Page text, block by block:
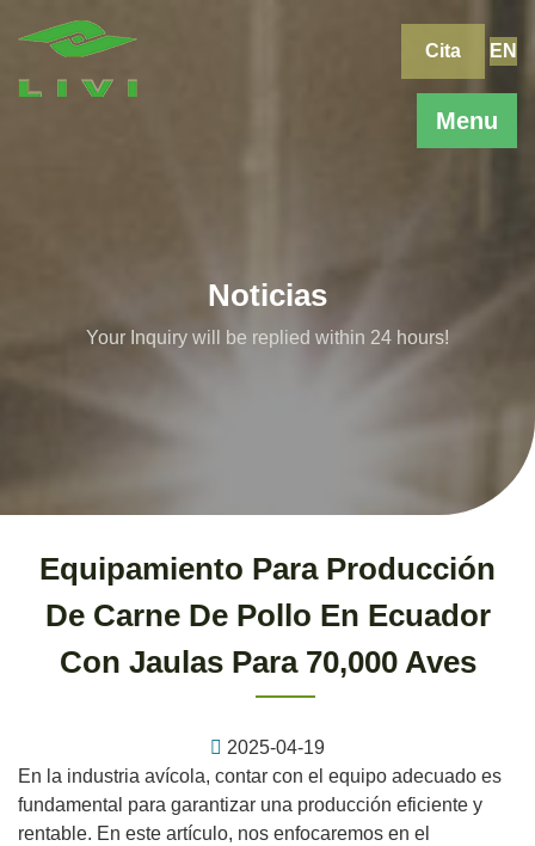
Menu
Cita EN
Noticias
Your Inquiry will be replied within 24 hours!
Equipamiento Para Producción
De Carne De Pollo En Ecuador
Con Jaulas Para 70,000 Aves
2025-04-19
En la industria avícola, contar con el equipo adecuado es
fundamental para garantizar una producción eficiente y
rentable. En este artículo, nos enfocaremos en el